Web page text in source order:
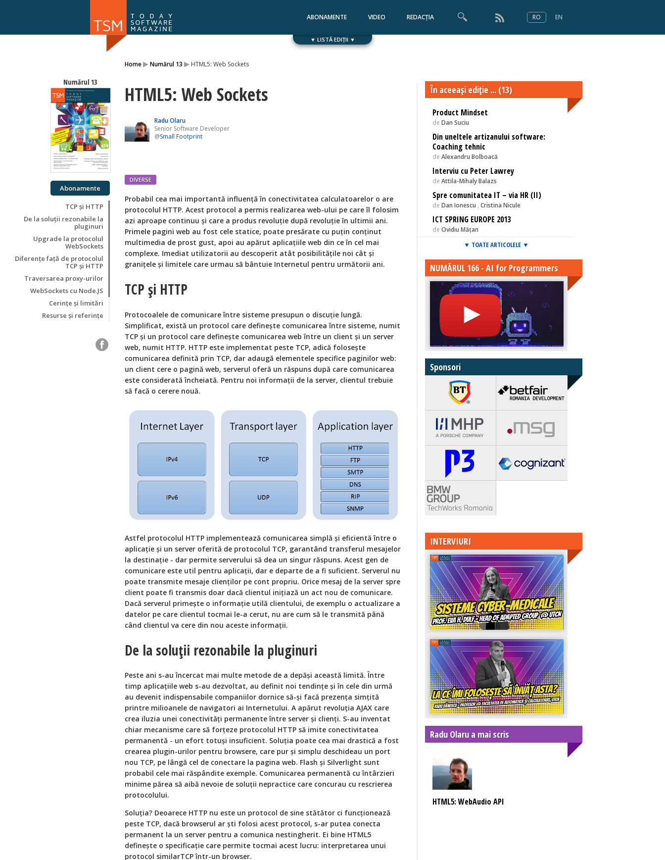
ABONAMENTE VIDEO REDACȚIA RO EN
▼ LISTĂ EDIȚII ▼
Home▸Numărul 13 ▸ HTML5: Web Sockets
Numărul 13
Abonamente
TCP și HTTP
De la soluții rezonabile la
pluginuri
Upgrade la protocolul
WebSockets
Diferențe față de protocolul
TCP și HTTP
Traversarea proxy-urilor
WebSockets cu Node.JS
Cerințe și limitări
Resurse și referințe
HTML5: Web Sockets
Radu Olaru
Senior Software Developer
@Small Footprint
DIVERSE
Probabil cea mai importantă influență în conectivitatea calculatoarelor o are
protocolul HTTP. Acest protocol a permis realizarea web-ului pe care îl folosim
azi aproape continuu și care a produs revoluție după revoluție în ultimii ani.
Primele pagini web au fost cele statice, poate presărate cu puțin conținut
multimedia de prost gust, apoi au apărut aplicațiile web din ce în cel mai
complexe. Imediat utilizatorii au descoperit atât posibilitățile noi cât și
granițele și limitele care urmau să bântuie Internetul pentru următorii ani.
TCP și HTTP
Protocoalele de comunicare între sisteme presupun o discuție lungă.
Simplificat, există un protocol care definește comunicarea între sisteme, numit
TCP și un protocol care definește comunicarea web între un client și un server
web, numit HTTP. HTTP este implementat peste TCP, adică folosește
comunicarea definită prin TCP, dar adaugă elementele specifice paginilor web:
un client cere o pagină web, serverul oferă un răspuns după care comunicarea
este considerată încheiată. Pentru noi informații de la server, clientul trebuie
să facă o cerere nouă.
Astfel protocolul HTTP implementează comunicarea simplă și eficientă între o
aplicație și un server oferită de protocolul TCP, garantând transferul mesajelor
la destinație - dar permite serverului să dea un singur răspuns. Acest gen de
comunicare este util pentru aplicații, dar e departe de a fi suficient. Serverul nu
poate transmite mesaje clienților pe cont propriu. Orice mesaj de la server spre
client poate fi transmis doar dacă clientul inițiază un act nou de comunicare.
Dacă serverul primește o informație utilă clientului, de exemplu o actualizare a
datelor pe care clientul tocmai le-a cerut, nu are cum să le transmită până
când clientul va cere din nou aceste informații.
De la soluții rezonabile la pluginuri
Peste ani s-au încercat mai multe metode de a depăși această limită. Între
timp aplicațiile web s-au dezvoltat, au definit noi tendințe și în cele din urmă
au devenit indispensabile companiilor dornice să-și facă prezența simțită
printre milioanele de navigatori ai Internetului. A apărut revoluția AJAX care
crea iluzia unei conectivități permanente între server și clienți. S-au inventat
chiar mecanisme care să forțeze protocolul HTTP să imite conectivitatea
permanentă - un efort totuși insuficient. Soluția poate cea mai drastică a fost
crearea plugin-urilor pentru browsere, care pur și simplu deschideau un port
nou TCP, pe lângă cel de conectare la pagina web. Flash și Silverlight sunt
probabil cele mai răspândite exemple. Comunicarea permanentă cu întârzieri
minime părea să aibă nevoie de soluții nepractice care concurau cu rescrierea
protocolului.
Soluția? Deoarece HTTP nu este un protocol de sine stătător ci funcționează
peste TCP, dacă browserul ar ști folosi acest protocol, s-ar putea conecta
permanent la un server pentru a comunica nestingherit. Ei bine HTML5
definește o specificație care permite tocmai acest lucru: interpretarea unui
protocol similarTCP într-un browser.
În aceeaşi ediţie ... (13)
Product Mindset
de Dan Suciu
Din uneltele artizanului software:
Coaching tehnic
de Alexandru Bolboacă
Interviu cu Peter Lawrey
de Attila-Mihaly Balazs
Spre comunitatea IT – via HR (II)
de Dan Ionescu , Cristina Nicule
ICT SPRING EUROPE 2013
de Ovidiu Mățan
▼ TOATE ARTICOLELE ▼
NUMĂRUL 166 - AI for Programmers
Sponsori
INTERVIURI
Radu Olaru a mai scris
HTML5: WebAudio API